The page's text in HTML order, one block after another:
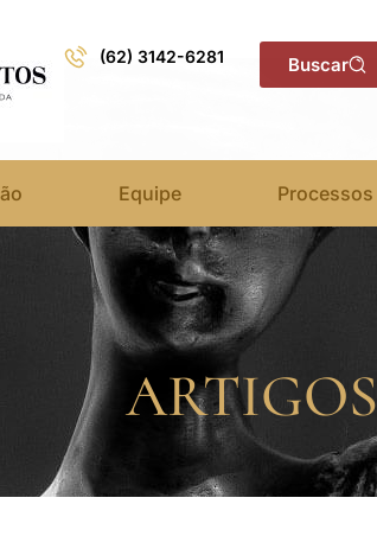
(62) 3142-6281 Buscar
Equipe Processos